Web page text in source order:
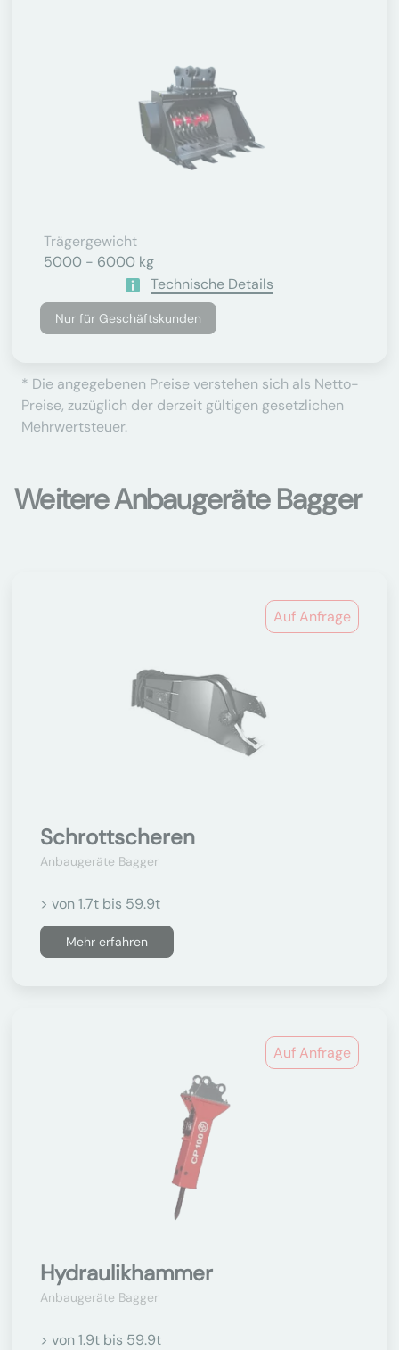
Trägergewicht
5000 - 6000 kg
Technische Details
Nur für Geschäftskunden
* Die angegebenen Preise verstehen sich als Netto-
Preise, zuzüglich der derzeit gültigen gesetzlichen
Mehrwertsteuer.
Weitere Anbaugeräte Bagger
Auf Anfrage
Schrottscheren
Anbaugeräte Bagger
> von 1.7t bis 59.9t
Mehr erfahren
Auf Anfrage
Hydraulikhammer
Anbaugeräte Bagger
> von 1.9t bis 59.9t